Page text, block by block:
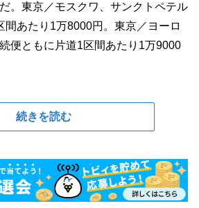
。東京／モスクワ、サンクトペテル
間あたり1万8000円。東京／ヨーロ
便ともに片道1区間あたり1万9000
続きを読む